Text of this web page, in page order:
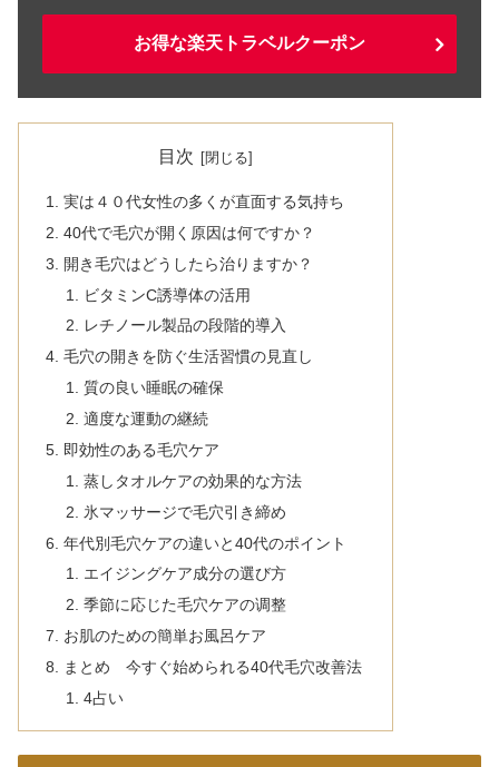
お得な楽天トラベルクーポン
目次
実は４０代女性の多くが直面する気持ち
40代で毛穴が開く原因は何ですか？
開き毛穴はどうしたら治りますか？
ビタミンC誘導体の活用
レチノール製品の段階的導入
毛穴の開きを防ぐ生活習慣の見直し
質の良い睡眠の確保
適度な運動の継続
即効性のある毛穴ケア
蒸しタオルケアの効果的な方法
氷マッサージで毛穴引き締め
年代別毛穴ケアの違いと40代のポイント
エイジングケア成分の選び方
季節に応じた毛穴ケアの调整
お肌のための簡単お風呂ケア
まとめ 今すぐ始められる40代毛穴改善法
4占い